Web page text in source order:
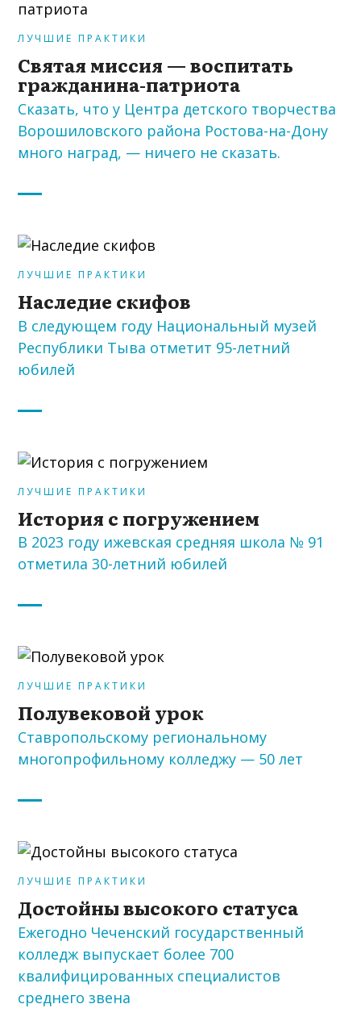
ЛУЧШИЕ ПРАКТИКИ
Святая миссия — воспитать
гражданина-патриота
Сказать, что у Центра детского творчества
Ворошиловского района Ростова-на-Дону
много наград, — ничего не сказать.
ЛУЧШИЕ ПРАКТИКИ
Наследие скифов
В следующем году Национальный музей
Республики Тыва отметит 95-летний
юбилей
ЛУЧШИЕ ПРАКТИКИ
История с погружением
В 2023 году ижевская средняя школа № 91
отметила 30-летний юбилей
ЛУЧШИЕ ПРАКТИКИ
Полувековой урок
Ставропольскому региональному
многопрофильному колледжу — 50 лет
ЛУЧШИЕ ПРАКТИКИ
Достойны высокого статуса
Ежегодно Чеченский государственный
колледж выпускает более 700
квалифицированных специалистов
среднего звена